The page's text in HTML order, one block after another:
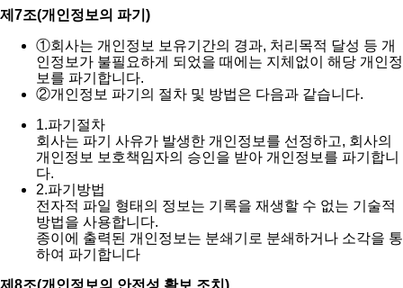
제7조(개인정보의 파기)
①회사는 개인정보 보유기간의 경과, 처리목적 달성 등 개
인정보가 불필요하게 되었을 때에는 지체없이 해당 개인정
보를 파기합니다.
②개인정보 파기의 절차 및 방법은 다음과 같습니다.
1.파기절차
회사는 파기 사유가 발생한 개인정보를 선정하고, 회사의
개인정보 보호책임자의 승인을 받아 개인정보를 파기합니
다.
2.파기방법
전자적 파일 형태의 정보는 기록을 재생할 수 없는 기술적
방법을 사용합니다.
종이에 출력된 개인정보는 분쇄기로 분쇄하거나 소각을 통
하여 파기합니다
제8조(개인정보의 안전성 확보 조치)